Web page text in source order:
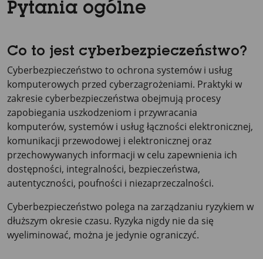
Pytania ogólne
Co to jest cyberbezpieczeństwo?
Cyberbezpieczeństwo to ochrona systemów i usług
komputerowych przed cyberzagrożeniami. Praktyki w
zakresie cyberbezpieczeństwa obejmują procesy
zapobiegania uszkodzeniom i przywracania
komputerów, systemów i usług łączności elektronicznej,
komunikacji przewodowej i elektronicznej oraz
przechowywanych informacji w celu zapewnienia ich
dostępności, integralności, bezpieczeństwa,
autentyczności, poufności i niezaprzeczalności.
Cyberbezpieczeństwo polega na zarządzaniu ryzykiem w
dłuższym okresie czasu. Ryzyka nigdy nie da się
wyeliminować, można je jedynie ograniczyć.